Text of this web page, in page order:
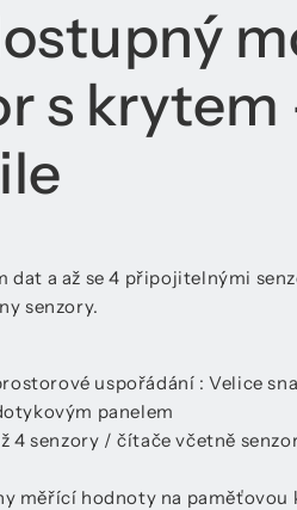
s krytem
dat a až se 4 připojitelnými
senzory.
uspořádání : Velice
panelem
4 senzory / čítače včetně
měřící hodnoty na paměťovou